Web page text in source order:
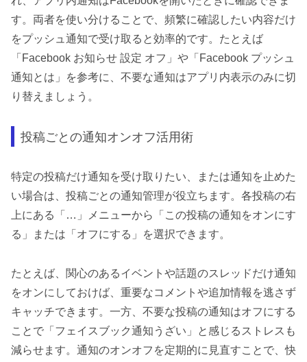
す。両者を使い分けることで、頻繁に確認したい内容だけ
をプッシュ通知で受け取ると効率的です。たとえば
「Facebook お知らせ 設定 オフ」や「Facebook プッシュ
通知とは」を参考に、不要な通知はアプリ内表示のみに切
り替えましょう。
投稿ごとの通知オンオフ活用術
特定の投稿だけ通知を受け取りたい、または通知を止めた
い場合は、投稿ごとの通知管理が役立ちます。各投稿の右
上にある「…」メニューから「この投稿の通知をオンにす
る」または「オフにする」を選択できます。
たとえば、関心のあるイベントや話題のスレッドだけ通知
をオンにしておけば、重要なコメントや追加情報を逃さず
キャッチできます。一方、不要な投稿の通知はオフにする
ことで「フェイスブック通知うざい」と感じるストレスも
減らせます。通知のオンオフを定期的に見直すことで、快